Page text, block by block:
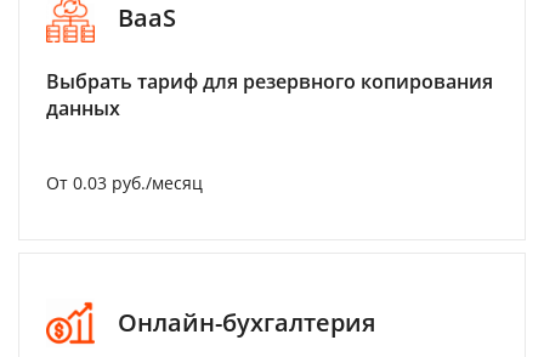
BaaS
Выбрать тариф для резервного копирования
данных
От 0.03 руб./месяц
Онлайн-бухгалтерия